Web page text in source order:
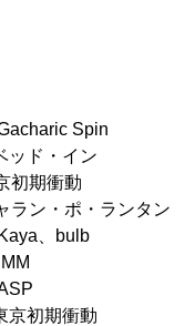
Spin
ド・イン
期衝動
・ポ・ランタン
、bulb
初期衝動